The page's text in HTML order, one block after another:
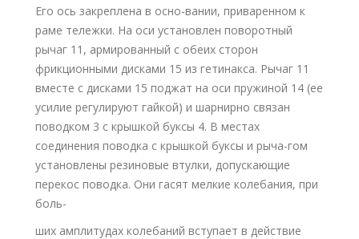
Его ось закреплена в осно-вании, приваренном к
раме тележки. На оси установлен поворотный
рычаг 11, армированный с обеих сторон
фрикционными дисками 15 из гетинакса. Рычаг 11
вместе с дисками 15 поджат на оси пружиной 14 (ее
усилие регулируют гайкой) и шарнирно связан
поводком 3 с крышкой буксы 4. В местах
соединения поводка с крышкой буксы и рыча-гом
установлены резиновые втулки, допускающие
перекос поводка. Они гасят мелкие колебания, при
боль-
ших амплитудах колебаний вступает в действие